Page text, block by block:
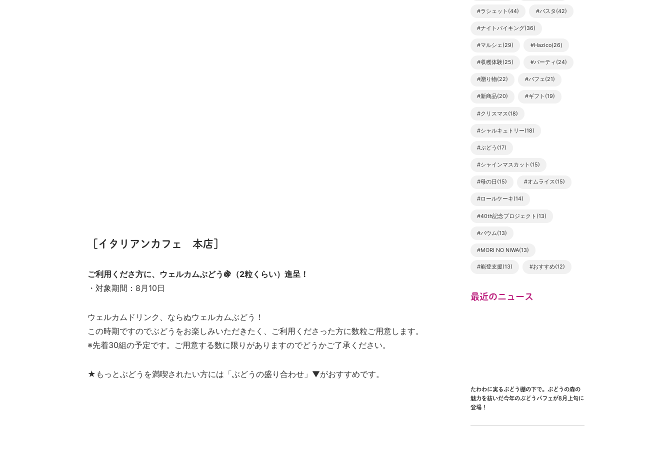
［イタリアンカフェ 本店］
ご利用くださ方に、ウェルカムぶどう🍇（2粒くらい）進呈！
・対象期間：8月10日
ウェルカムドリンク、ならぬウェルカムぶどう！
この時期ですのでぶどうをお楽しみいただきたく、ご利用くださった方に数粒ご用意します。
※先着30組の予定です。ご用意する数に限りがありますのでどうかご了承ください。
★もっとぶどうを満喫されたい方には「ぶどうの盛り合わせ」▼がおすすめです。
#ラシェット(44) #パスタ(42)
#ナイトバイキング(36)
#マルシェ(29) #Hazico(26)
#収穫体験(25) #パーティ(24)
#贈り物(22) #パフェ(21)
#新商品(20) #ギフト(19)
#クリスマス(18)
#シャルキュトリー(18)
#ぶどう(17)
#シャインマスカット(15)
#母の日(15) #オムライス(15)
#ロールケーキ(14)
#40th記念プロジェクト(13)
#バウム(13)
#MORI NO NIWA(13)
#能登支援(13) #おすすめ(12)
最近のニュース
たわわに実るぶどう棚の下で。ぶどうの森の
魅力を紡いだ今年のぶどうパフェが8月上旬に
登場！